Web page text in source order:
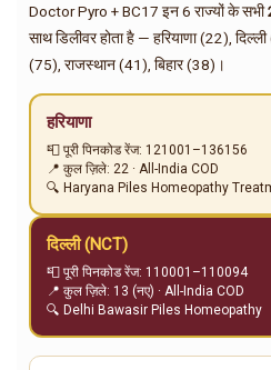
Doctor Pyro + BC17 इन 6 राज्यों के सभी
साथ डिलीवर होता है — हरियाणा (22),
(75), राजस्थान (41), बिहार (38)।
हरियाणा
📮 पूरी पिनकोड रेंज: 121001–136156
📍 कुल ज़िले: 22 · All-India COD
🔍 Haryana Piles Homeopathy
दिल्ली (NCT)
📮 पूरी पिनकोड रेंज: 110001–110094
📍 कुल ज़िले: 13 (नए) · All-India COD
🔍 Delhi Bawasir Piles Homeopathy